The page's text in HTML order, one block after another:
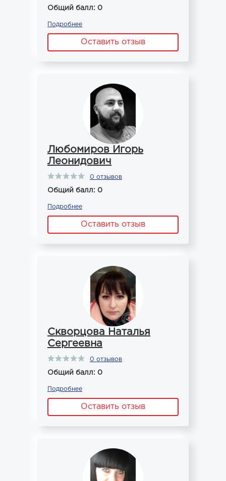
Общий балл: 0
Подробнее
Оставить отзыв
Любомиров Игорь
Леонидович
0 отзывов
Общий балл: 0
Подробнее
Оставить отзыв
Скворцова Наталья
Сергеевна
0 отзывов
Общий балл: 0
Подробнее
Оставить отзыв